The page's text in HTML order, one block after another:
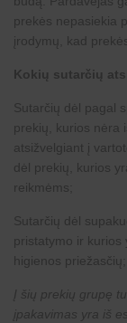
prekės nepasiekia
įrodymų, kad
Kokių sutarčių
Sutarčių dėl pagal
prekių, kurios nėra
atsižvelgiant į
dėl prekių, kurios
reikmėms;
Sutarčių dėl
pristatymo ir kurios
higienos priežasčių;
Į šių prekių grupę
įpakavimas yra iš